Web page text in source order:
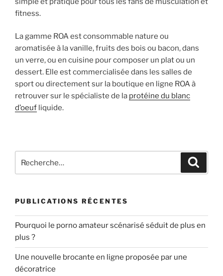
fitness.
La gamme ROA est consommable nature ou
aromatisée à la vanille, fruits des bois ou bacon, dans
un verre, ou en cuisine pour composer un plat ou un
dessert. Elle est commercialisée dans les salles de
sport ou directement sur la boutique en ligne ROA à
retrouver sur le spécialiste de la protéine du blanc
d’oeuf liquide.
pour
PUBLICATIONS RÉCENTES
Pourquoi le porno amateur scénarisé séduit de plus en
plus ?
Une nouvelle brocante en ligne proposée par une
décoratrice